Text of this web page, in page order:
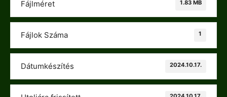
Fájlméret 1.83 MB
Fájlok Száma 1
Dátumkészítés 2024.10.17.